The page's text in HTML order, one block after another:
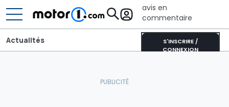
avis en
commentaire
S'INSCRIRE /
CONNEXION
Actualités